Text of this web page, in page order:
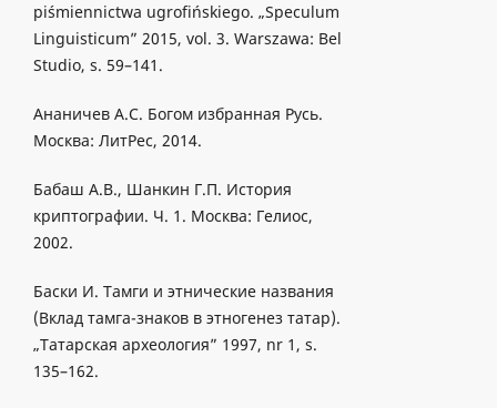
piśmiennictwa ugrofińskiego. „Speculum
Linguisticum” 2015, vol. 3. Warszawa: Bel
Studio, s. 59–141.
Ананичев А.С. Богом избранная Русь.
Москва: ЛитРес, 2014.
Бабаш А.В., Шанкин Г.П. История
криптографии. Ч. 1. Москва: Гелиос,
2002.
Баски И. Тамги и этнические названия
(Вклад тамга-знаков в этногенез татар).
„Татарская археология” 1997, nr 1, s.
135–162.